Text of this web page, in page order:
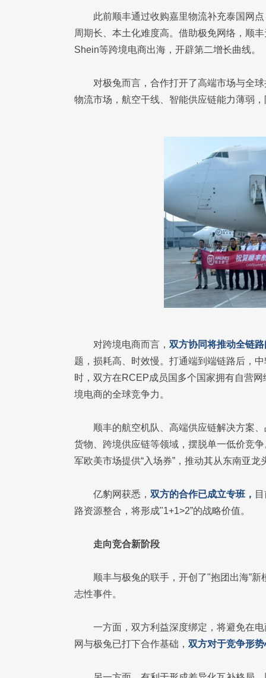
此前顺丰通过收购嘉里物流补充泰国网
周期长、本土化难度高。借助极免网络，顺
Shein等跨境电商出海，开辟第二增长曲线。
对极兔而言，合作打开了高端市场与全
物流市场，航空干线、智能供应链能力薄弱
对跨境电商而言， 双方协同将推动全链
题，损耗高、时效慢。打通端到端链路后，
时，双方在RCEP成员国多个国家拥有自营
境电商的全球竞争力。
顺丰的航空机队、高端供应链解决方案
货物、跨境供应链等领域，摆脱单一低价竞
军欧美市场提供“入场券”，推动其从东南亚
亿豹网获悉， 双方的合作已成立专班，
路资源整合，将形成"1+1>2”的战略价值。
走向竞合新阶段
顺丰与极兔的联手，开创了"抱团出海”新
志性事件。
一方面，双方利益深度绑定，将避免在
网与极兔已打下合作基础， 双方对于竞争形